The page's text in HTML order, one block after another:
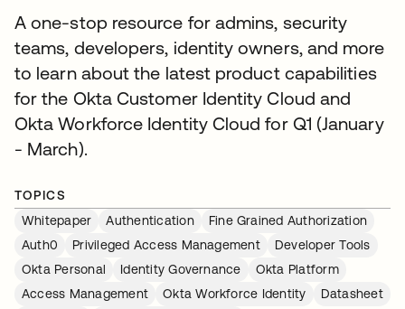
A one-stop resource for admins, security
teams, developers, identity owners, and more
to learn about the latest product capabilities
for the Okta Customer Identity Cloud and
Okta Workforce Identity Cloud for Q1 (January
- March).
TOPICS
Whitepaper
Authentication
Fine Grained Authorization
Auth0
Privileged Access Management
Developer Tools
Okta Personal
Identity Governance
Okta Platform
Access Management
Okta Workforce Identity
Datasheet